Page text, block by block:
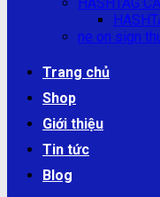
ne on sign
Trang chủ
Shop
Giới thiệu
Tin tức
Blog